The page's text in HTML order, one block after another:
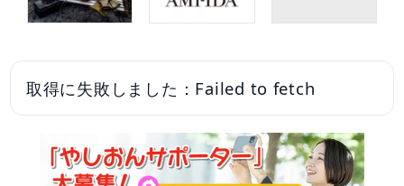
取得に失敗しました：Failed to fetch